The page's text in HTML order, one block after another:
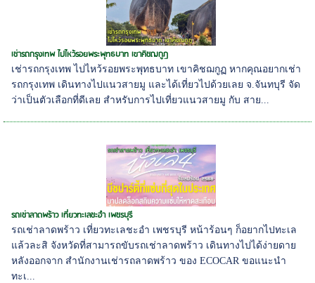
เช่ารถกรุงเทพ ไปไหว้รอยพระพุทธบาท เขาคิชฌกูฏ
เช่ารถกรุงเทพ ไปไหว้รอยพระพุทธบาท เขาคิชฌกูฏ หากคุณอยากเช่า
รถกรุงเทพ เดินทางไปแนวสายมู และได้เที่ยวไปด้วยเลย จ.จันทบุรี จัด
ว่าเป็นตัวเลือกที่ดีเลย สำหรับการไปเที่ยวแนวสายมู กับ สาย...
รถเช่าลาดพร้าว เที่ยวทะเลชะอำ เพชรบุรี
รถเช่าลาดพร้าว เที่ยวทะเลชะอำ เพชรบุรี หน้าร้อนๆ ก็อยากไปทะเล
แล้วละสิ จังหวัดที่สามารถขับรถเช่าลาดพร้าว เดินทางไปได้ง่ายดาย
หลังออกจาก สำนักงานเช่ารถลาดพร้าว ของ ECOCAR ขอแนะนำ
ทะเ...